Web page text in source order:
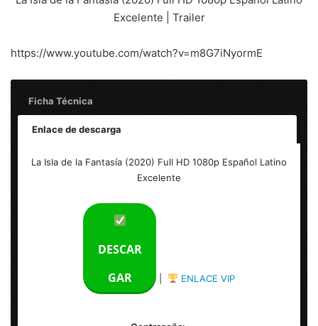
Excelente | Trailer
https://www.youtube.com/watch?v=m8G7iNyormE
Ficha Técnica
Enlace de descarga
Excelente
La Isla de la Fantasía (2020) Full HD 1080p Español Latino
Excelente
DESCAR
GAR
ENLACE VIP